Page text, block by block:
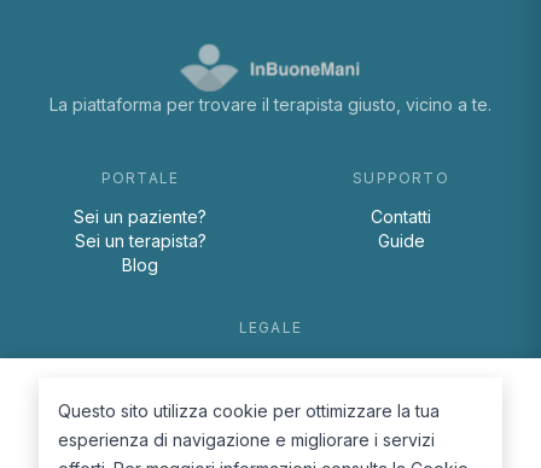
La piattaforma per trovare il terapista giusto, vicino a te.
PORTALE
Sei un paziente?
Sei un terapista?
Blog
SUPPORTO
Contatti
Guide
LEGALE
Cookie Policy
Questo sito utilizza cookie per ottimizzare la tua
esperienza di navigazione e migliorare i servizi